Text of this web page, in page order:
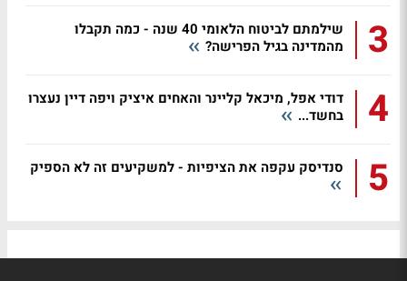
3
שילמתם לביטוח הלאומי 40 שנה - כמה תקבלו
מהמדינה בגיל הפרישה?
4
דודי אפל, מיכאל קליינר והאחים איציק ויפה דיין נעצרו
בחשד...
5 סנדיסק עקפה את הציפיות - למשקיעים זה לא הספיק